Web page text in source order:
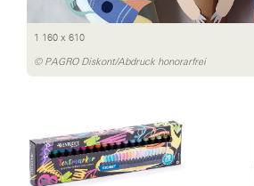
1 160 x 610
© PAGRO Diskont/Abdruck honorarfrei